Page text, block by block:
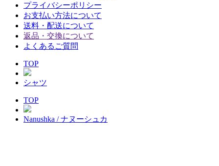
プライバシーポリシー
お支払い方法について
送料・配送について
返品・交換について
よくあるご質問
TOP
シャツ
TOP
Nanushka / ナヌーシュカ